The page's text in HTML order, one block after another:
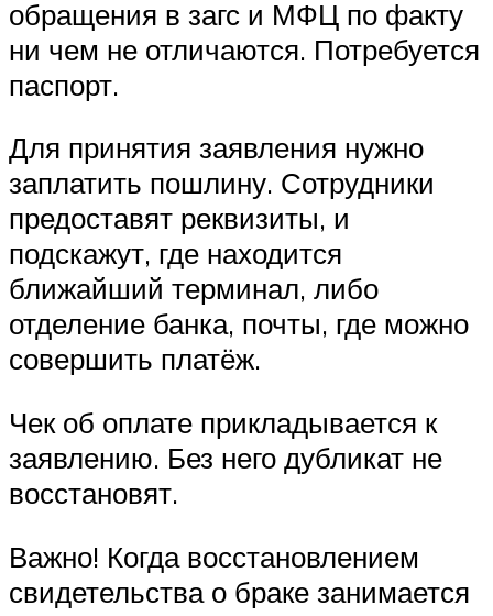
обращения в загс и МФЦ по факту
ни чем не отличаются. Потребуется
паспорт.
Для принятия заявления нужно
заплатить пошлину. Сотрудники
предоставят реквизиты, и
подскажут, где находится
ближайший терминал, либо
отделение банка, почты, где можно
совершить платёж.
Чек об оплате прикладывается к
заявлению. Без него дубликат не
восстановят.
Важно! Когда восстановлением
свидетельства о браке занимается